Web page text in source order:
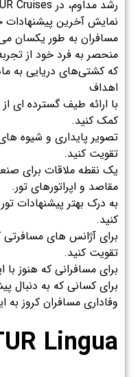
نمایش آخرین
منحصر به فرد خود از
که کشتی‌های دریایی به
اهداف
با ارائه طیف گسترده ای
کمک کنید.
تصویر پایداری و شیوه
تقویت کنید.
یک نقطه ملاقات برای
مقاصد و اپراتورهای تور.
به درک بهتر پیشنهادات
کنید.
برای آژانس های
تقویت کنید.
برای مسافرانی که هنوز
برای کسانی که به دنبال
وفاداری مسافران کروز
Lingua